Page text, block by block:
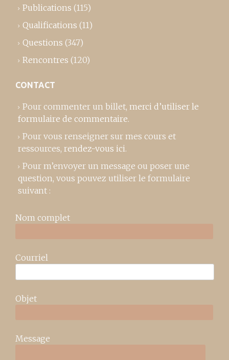
Publications (115)
Qualifications (11)
Questions (347)
Rencontres (120)
CONTACT
Pour commenter un billet, merci d’utiliser le
formulaire de commentaire.
Pour vous renseigner sur mes cours et
ressources, rendez-vous ici.
Pour m’envoyer un message ou poser une
question, vous pouvez utiliser le formulaire
suivant :
Nom complet
Courriel
Objet
Message